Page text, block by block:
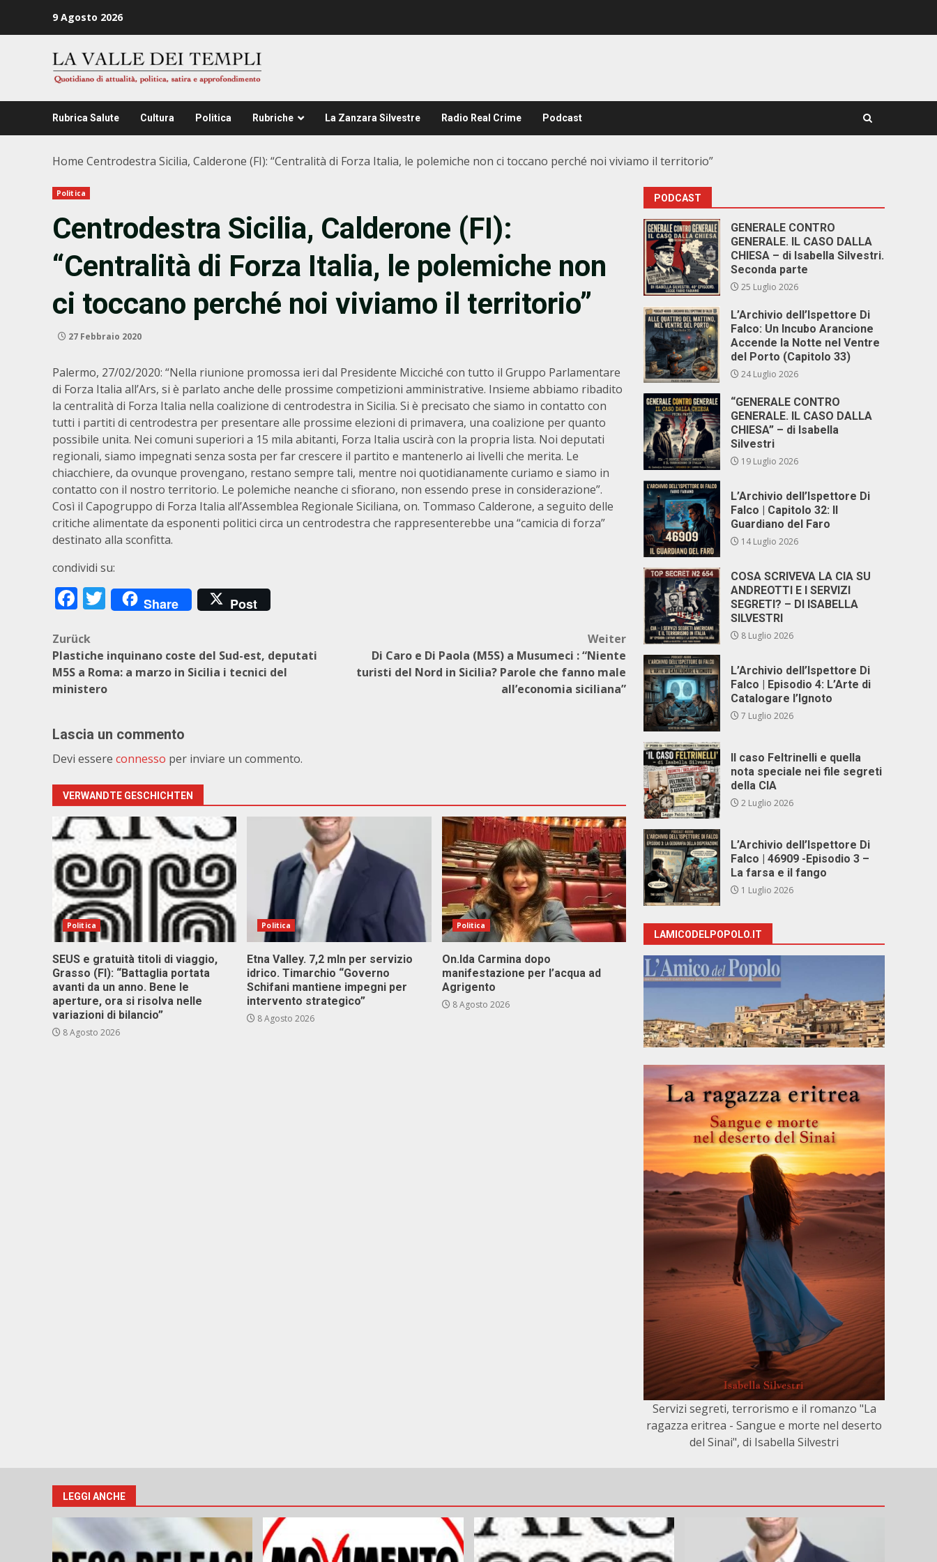
9 Agosto 2026
Rubrica Salute Cultura Politica Rubriche La Zanzara Silvestre Radio Real Crime Podcast
Home Centrodestra Sicilia, Calderone (FI): “Centralità di Forza Italia, le polemiche non ci toccano perché noi viviamo il territorio”
Politica
Centrodestra Sicilia, Calderone (FI):
“Centralità di Forza Italia, le polemiche non
ci toccano perché noi viviamo il territorio”
27 Febbraio 2020
Palermo, 27/02/2020: “Nella riunione promossa ieri dal Presidente Micciché con tutto il Gruppo Parlamentare
di Forza Italia all’Ars, si è parlato anche delle prossime competizioni amministrative. Insieme abbiamo ribadito
la centralità di Forza Italia nella coalizione di centrodestra in Sicilia. Si è precisato che siamo in contatto con
tutti i partiti di centrodestra per presentare alle prossime elezioni di primavera, una coalizione per quanto
possibile unita. Nei comuni superiori a 15 mila abitanti, Forza Italia uscirà con la propria lista. Noi deputati
regionali, siamo impegnati senza sosta per far crescere il partito e mantenerlo ai livelli che merita. Le
chiacchiere, da ovunque provengano, restano sempre tali, mentre noi quotidianamente curiamo e siamo in
contatto con il nostro territorio. Le polemiche neanche ci sfiorano, non essendo prese in considerazione”.
Così il Capogruppo di Forza Italia all’Assemblea Regionale Siciliana, on. Tommaso Calderone, a seguito delle
critiche alimentate da esponenti politici circa un centrodestra che rappresenterebbe una “camicia di forza”
destinato alla sconfitta.
condividi su:
Facebook
Twitter
Share Post
Beitragsnavigation
Zurück
Plastiche inquinano coste del Sud-est, deputati
M5S a Roma: a marzo in Sicilia i tecnici del
ministero
Weiter
Di Caro e Di Paola (M5S) a Musumeci : “Niente
turisti del Nord in Sicilia? Parole che fanno male
all’economia siciliana”
Lascia un commento
Devi essere connesso per inviare un commento.
VERWANDTE GESCHICHTEN
Politica
SEUS e gratuità titoli di viaggio,
Grasso (FI): “Battaglia portata
avanti da un anno. Bene le
aperture, ora si risolva nelle
variazioni di bilancio”
8 Agosto 2026
Politica
Etna Valley. 7,2 mln per servizio
idrico. Timarchio “Governo
Schifani mantiene impegni per
intervento strategico”
8 Agosto 2026
Politica
On.Ida Carmina dopo
manifestazione per l’acqua ad
Agrigento
8 Agosto 2026
PODCAST
GENERALE CONTRO
GENERALE. IL CASO DALLA
CHIESA – di Isabella Silvestri.
Seconda parte
25 Luglio 2026
L’Archivio dell’Ispettore Di
Falco: Un Incubo Arancione
Accende la Notte nel Ventre
del Porto (Capitolo 33)
24 Luglio 2026
“GENERALE CONTRO
GENERALE. IL CASO DALLA
CHIESA” – di Isabella
Silvestri
19 Luglio 2026
L’Archivio dell’Ispettore Di
Falco | Capitolo 32: Il
Guardiano del Faro
14 Luglio 2026
COSA SCRIVEVA LA CIA SU
ANDREOTTI E I SERVIZI
SEGRETI? – DI ISABELLA
SILVESTRI
8 Luglio 2026
L’Archivio dell’Ispettore Di
Falco | Episodio 4: L’Arte di
Catalogare l’Ignoto
7 Luglio 2026
Il caso Feltrinelli e quella
nota speciale nei file segreti
della CIA
2 Luglio 2026
L’Archivio dell’Ispettore Di
Falco | 46909 -Episodio 3 –
La farsa e il fango
1 Luglio 2026
LAMICODELPOPOLO.IT
Servizi segreti, terrorismo e il romanzo "La
ragazza eritrea - Sangue e morte nel deserto
del Sinai", di Isabella Silvestri
LEGGI ANCHE